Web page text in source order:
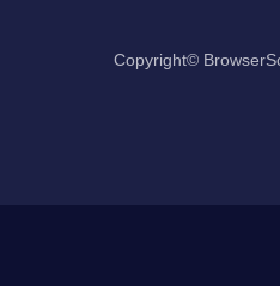
Copyright©